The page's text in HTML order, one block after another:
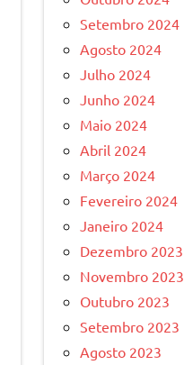
Setembro 2024
Agosto 2024
Julho 2024
Junho 2024
Maio 2024
Abril 2024
Março 2024
Fevereiro 2024
Janeiro 2024
Dezembro 2023
Novembro 2023
Outubro 2023
Setembro 2023
Agosto 2023